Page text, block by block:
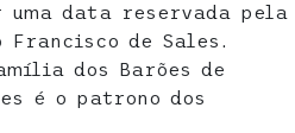
data reservada pela
de Sales.
dos Barões de
é o patrono dos